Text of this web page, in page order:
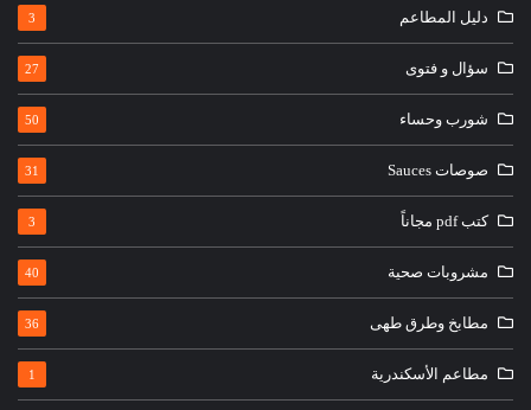
دليل المطاعم 3
سؤال و فتوى 27
شورب وحساء 50
صوصات Sauces 31
كتب pdf مجاناً 3
مشروبات صحية 40
مطابخ وطرق طهى 36
مطاعم الأسكندرية 1